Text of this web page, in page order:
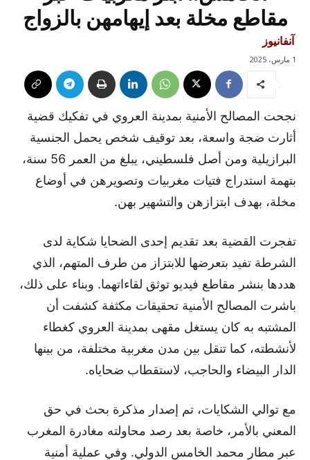
مقاطع مخلة بعد إيهامهن بالزواج
آنفانيوز
1 مارس، 2025
نجحت المصالح الأمنية بمدينة العروي في تفكيك قضية
أثارت ضجة واسعة، بعد توقيف شخص يحمل الجنسية
البرازيلية ومن أصل فلسطيني، يبلغ من العمر 56 سنة،
بتهمة استدراج فتيات مغربيات وتصويرهن في أوضاع
مخلة، بهدف ابتزازهن والتشهير بهن.
تفجرت القضية بعد تقديم إحدى الضحايا شكاية لدى
الشرطة تفيد بتعرضها للابتزاز من طرف المتهم، الذي
هددها بنشر مقاطع فيديو توثق لقاءاتهما. وبناء على ذلك،
باشرت المصالح الأمنية تحقيقات مكثفة كشفت أن
المشتبه به كان يستغل مقهى بمدينة العروي كغطاء
لأنشطته، كما تنقل بين مدن مغربية مختلفة، من بينها
الدار البيضاء والحاجب، لاستقطاب ضحاياه.
مع توالي الشكايات، تم إصدار مذكرة بحث في حق
المعني بالأمر، خاصة بعد رصد محاولته مغادرة المغرب
عبر مطار محمد الخامس الدولي. وفي عملية أمنية